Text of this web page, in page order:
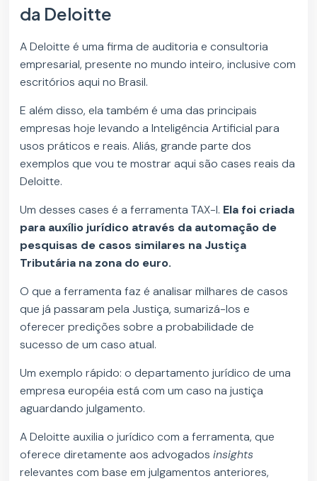
da Deloitte
A Deloitte é uma firma de auditoria e consultoria
empresarial, presente no mundo inteiro, inclusive com
escritórios aqui no Brasil.
E além disso, ela também é uma das principais
empresas hoje levando a Inteligência Artificial para
usos práticos e reais. Aliás, grande parte dos
exemplos que vou te mostrar aqui são cases reais da
Deloitte.
Um desses cases é a ferramenta TAX-I. Ela foi criada
para auxílio jurídico através da automação de
pesquisas de casos similares na Justiça
Tributária na zona do euro.
O que a ferramenta faz é analisar milhares de casos
que já passaram pela Justiça, sumarizá-los e
oferecer predições sobre a probabilidade de
sucesso de um caso atual.
Um exemplo rápido: o departamento jurídico de uma
empresa européia está com um caso na justiça
aguardando julgamento.
A Deloitte auxilia o jurídico com a ferramenta, que
oferece diretamente aos advogadosinsights
relevantes com base em julgamentos anteriores,